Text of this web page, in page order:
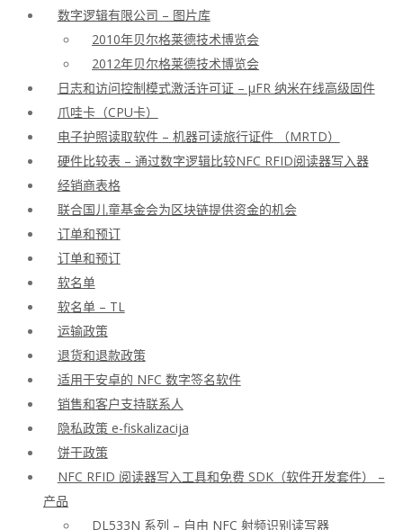
数字逻辑有限公司 – 图片库
2010年贝尔格莱德技术博览会
2012年贝尔格莱德技术博览会
日志和访问控制模式激活许可证 – μFR 纳米在线高级固件
爪哇卡（CPU卡）
电子护照读取软件 – 机器可读旅行证件 （MRTD）
硬件比较表 – 通过数字逻辑比较NFC RFID阅读器写入器
经销商表格
联合国儿童基金会为区块链提供资金的机会
订单和预订
订单和预订
软名单
软名单 – TL
运输政策
退货和退款政策
适用于安卓的 NFC 数字签名软件
销售和客户支持联系人
隐私政策 e-fiskalizacija
饼干政策
NFC RFID 阅读器写入工具和免费 SDK（软件开发套件） –
产品
DL533N 系列 – 自由 NFC 射频识别读写器